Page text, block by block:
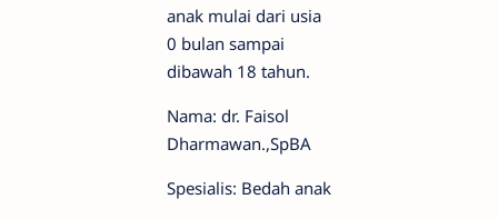
anak mulai dari usia
0 bulan sampai
dibawah 18 tahun.
Nama: dr. Faisol
Dharmawan.,SpBA
Spesialis: Bedah anak